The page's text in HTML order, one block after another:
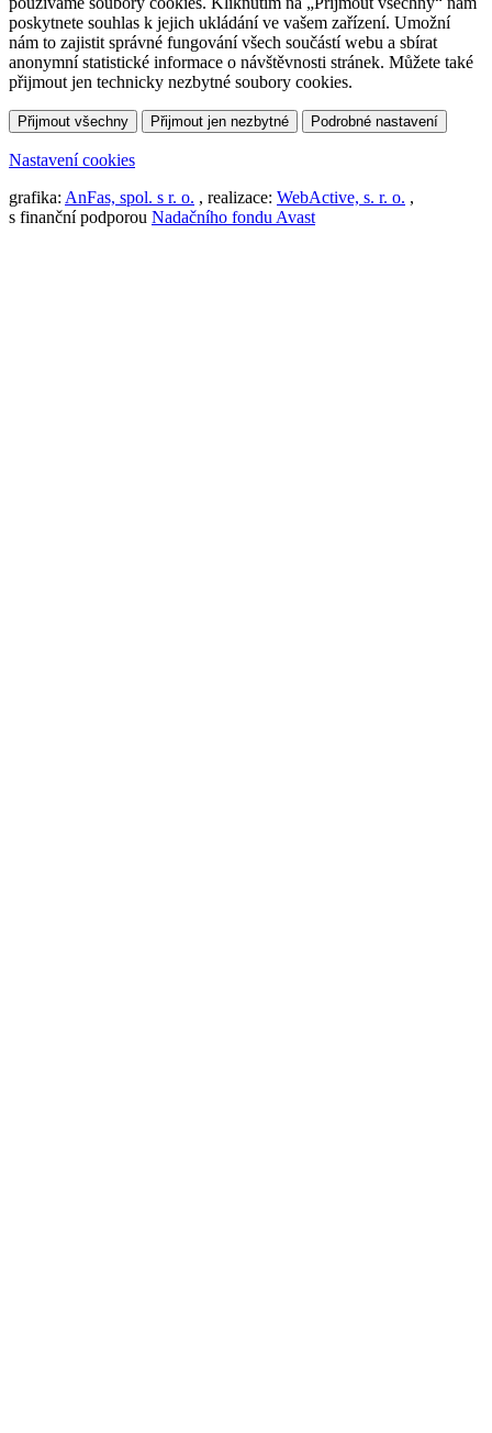
poskytnete souhlas k jejich ukládání ve vašem zařízení. Umožní
nám to zajistit správné fungování všech součástí webu a sbírat
anonymní statistické informace o návštěvnosti stránek. Můžete také
přijmout jen technicky nezbytné soubory cookies.
Přijmout všechny Přijmout jen nezbytné Podrobné nastavení
Nastavení cookies
grafika: AnFas, spol. s r. o. , realizace: WebActive, s. r. o. ,
s finanční podporou Nadačního fondu Avast